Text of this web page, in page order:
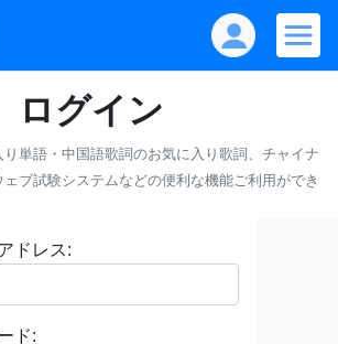
ログイン
単語・中国語歌詞のお気に入り歌詞、チャイナ
ブ試験システムなどの便利な機能ご利用ができ
ドレス:
ド: